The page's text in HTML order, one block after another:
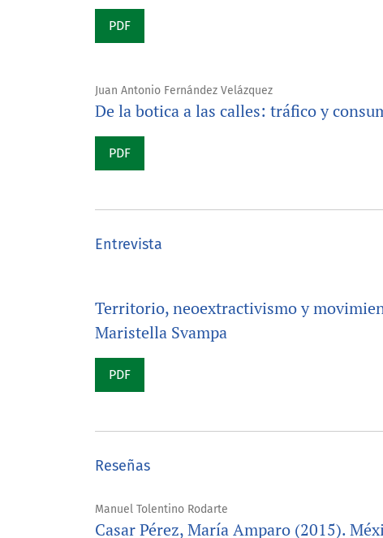
PDF
Juan Antonio Fernández Velázquez
De la botica a las calles: tráfico y
PDF
Entrevista
Territorio, neoextractivismo y
Maristella Svampa
PDF
Reseñas
Manuel Tolentino Rodarte
Casar Pérez, María Amparo (2015).